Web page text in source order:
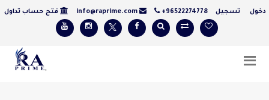
تسجيل +96522274778
info@raprime.com فتح حساب تداول